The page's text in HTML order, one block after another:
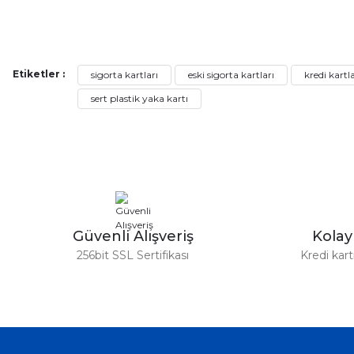
Ürün resmi kalitesiz, bozuk veya görüntülenemiyor.
Ürün açıklamasında eksik bilgiler bulunuyor.
Etiketler : sigorta kartları eski sigorta kartları kredi
sert plastik yaka kartı
Güvenli Alışveriş
256bit SSL Sertifikası Kredi